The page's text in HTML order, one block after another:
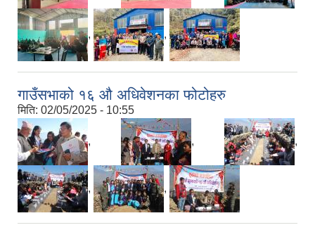
, ,
गाउँसभाको १६ औ अधिवेशनका फोटोहरु
मिति: 02/05/2025 - 10:55
, , ,
, ,